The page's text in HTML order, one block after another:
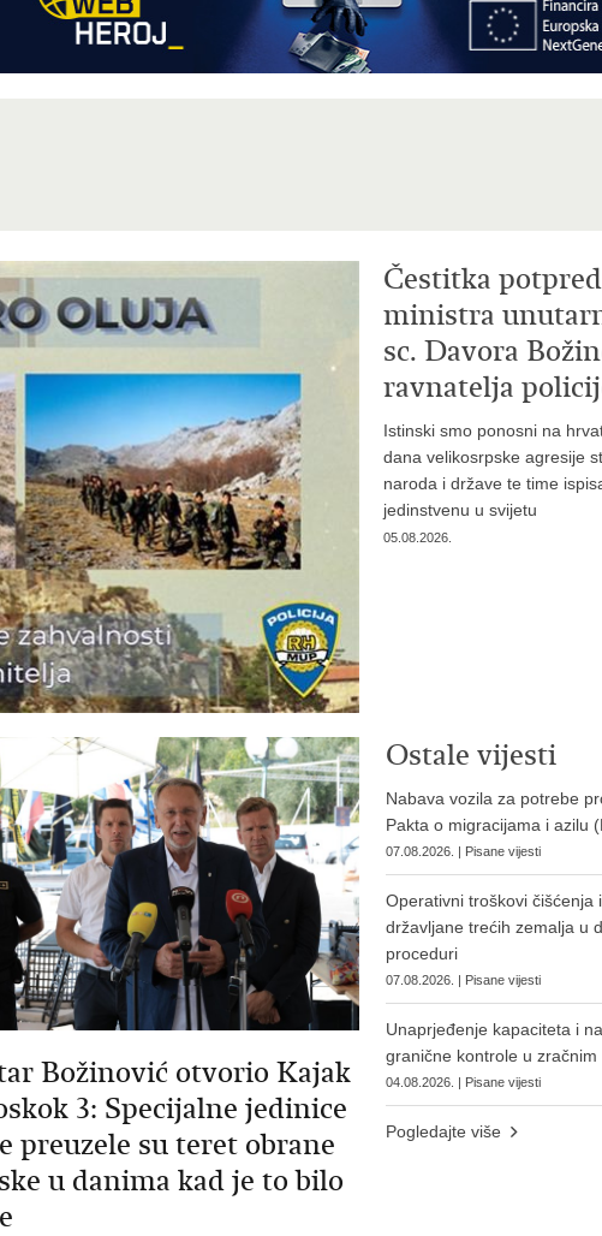
Čestitka
ministra
sc. Davora
ravnatelja
Istinski smo ponosni na
dana velikosrpske agresije
naroda i države te time
jedinstvenu u svijetu
05.08.2026.
Božinović otvorio Kajak
3: Specijalne jedinice
preuzele su teret obrane
u danima kad je to bilo
Ostale vijesti
Nabava vozila za potrebe
Pakta o migracijama i azilu
07.08.2026. | Pisane vijesti
Operativni troškovi čišćenja
državljane trećih zemalja u
proceduri
07.08.2026. | Pisane vijesti
Unaprjeđenje kapaciteta i
granične kontrole u
04.08.2026. | Pisane vijesti
Pogledajte više